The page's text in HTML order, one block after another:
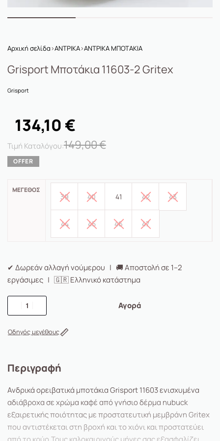
Αρχική σελίδα›ΑΝΤΡΙΚΑ›ΑΝΤΡΙΚΑ ΜΠΟΤΑΚΙΑ
Grisport Μποτάκια 11603-2 Gritex
Grisport
149,00€
134,10 €
ΜΈΓΕΘΟΣ
39 40 41 42 43
44 45 46 47
✔ Δωρεάν αλλαγή νούμερου | 🚚 Αποστολή σε 1–2
εργάσιμες | 🇬🇷 Ελληνικό κατάστημα
Αγορά
Οδηγός μεγέθους
Περιγραφή
Ανδρικά ορειβατικά μποτάκια Grisport 11603 ενισχυμένα
αδιάβροχα σε χρώμα καφέ από γνήσιο δέρμα nubuck
εξαιρετικής ποιότητας με προστατευτική μεμβράνη Gritex
που αντιστέκεται στη βροχή και το χιόνι και προστατεύει